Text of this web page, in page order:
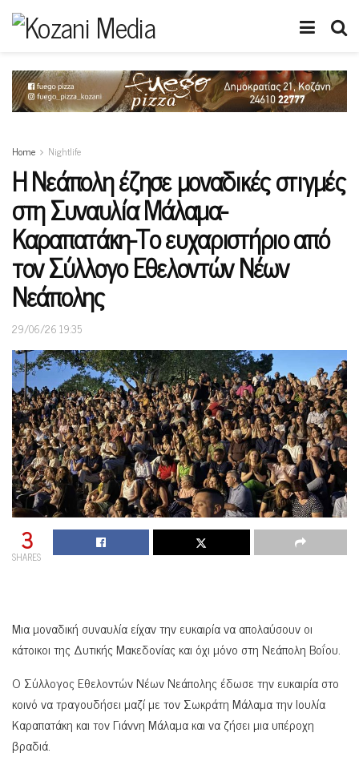
Home Nightlife
Η Νεάπολη έζησε μοναδικές στιγμές
στη Συναυλία Μάλαμα-
Καραπατάκη-Το ευχαριστήριο από
τον Σύλλογο Εθελοντών Νέων
Νεάπολης
29/06/26 19:35
3
SHARES
Μια μοναδική συναυλία είχαν την ευκαιρία να απολαύσουν οι
κάτοικοι της Δυτικής Μακεδονίας και όχι μόνο στη Νεάπολη Βοΐου.
Ο Σύλλογος Εθελοντών Νέων Νεάπολης έδωσε την ευκαιρία στο
κοινό να τραγουδήσει μαζί με τον Σωκράτη Μάλαμα την Ιουλία
Καραπατάκη και τον Γιάννη Μάλαμα και να ζήσει μια υπέροχη
βραδιά.